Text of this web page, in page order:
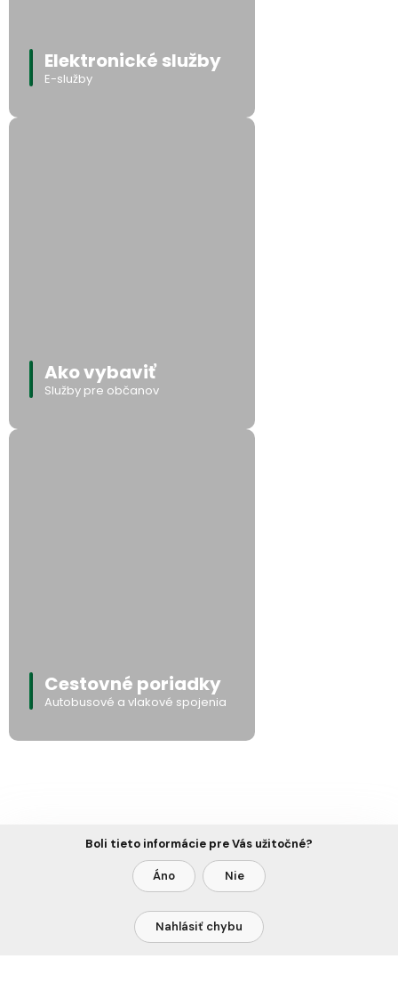
Elektronické služby
E-služby
Ako vybaviť
Služby pre občanov
Cestovné poriadky
Autobusové a vlakové spojenia
Boli tieto informácie pre Vás užitočné?
Áno Nie
Nahlásiť chybu